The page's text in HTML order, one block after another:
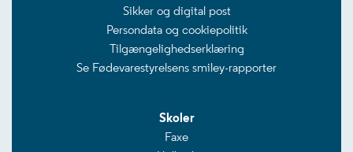
Sikker og digital post
Persondata og cookiepolitik
Tilgængelighedserklæring
Se Fødevarestyrelsens smiley-rapporter
Skoler
Faxe